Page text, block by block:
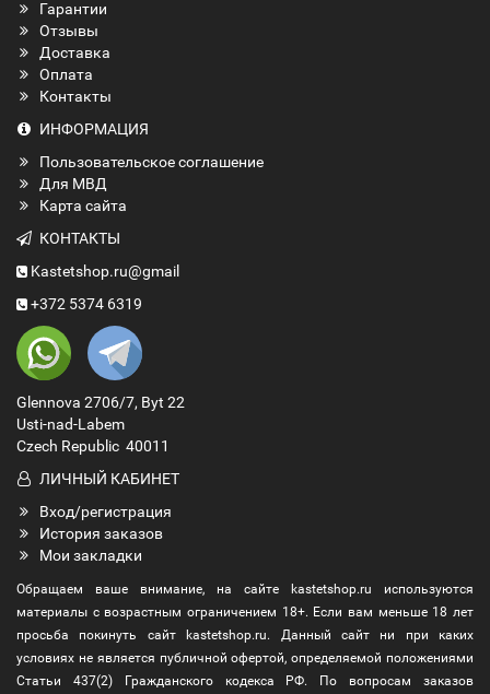
Гарантии
Отзывы
Доставка
Оплата
Контакты
ИНФОРМАЦИЯ
Пользовательское соглашение
Для МВД
Карта сайта
КОНТАКТЫ
Kastetshop.ru@gmail
+372 5374 6319
Glennova 2706/7, Byt 22
Usti-nad-Labem
Czech Republic 40011
ЛИЧНЫЙ КАБИНЕТ
Вход/регистрация
История заказов
Мои закладки
Обращаем ваше внимание, на сайте kastetshop.ru используются
материалы с возрастным ограничением 18+. Если вам меньше 18 лет
просьба покинуть сайт kastetshop.ru. Данный сайт ни при каких
условиях не является публичной офертой, определяемой положениями
Статьи 437(2) Гражданского кодекса РФ. По вопросам заказов